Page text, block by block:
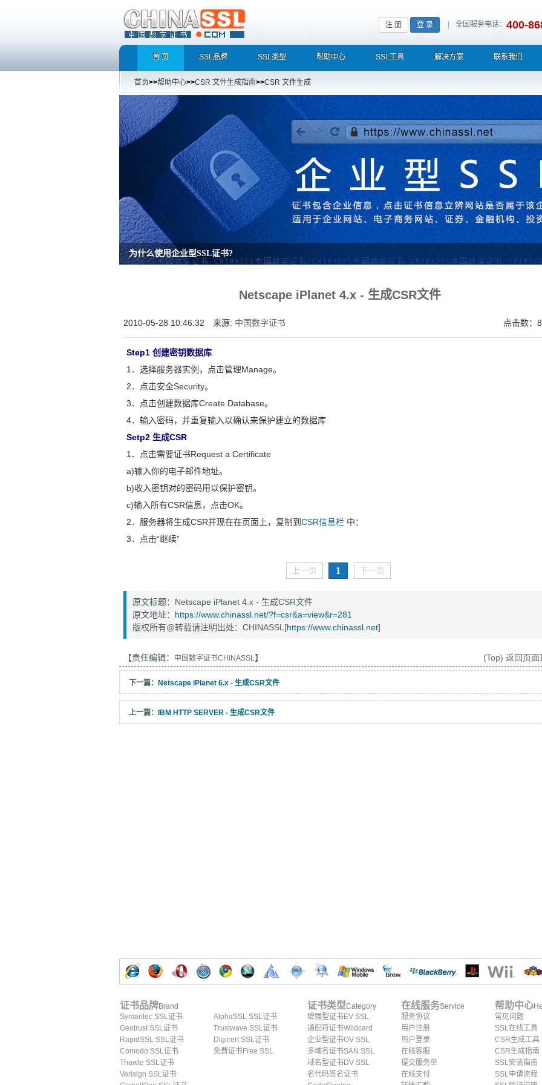
注 册 登 录 全国服务电话： 400-
首 页 SSL品牌 SSL类型 帮助中心 SSL工具 解决方案 联系我们
首页>>帮助中心>>CSR 文件生成指南>>CSR 文件生成
为什么使用企业型SSL证书?
Netscape iPlanet 4.x - 生成CSR文件
点击数：
2010-05-28 10:46:32 来源: 中国数字证书
Step1 创建密钥数据库
1．选择服务器实例，点击管理Manage。
2．点击安全Security。
3．点击创建数据库Create Database。
4．输入密码，并重复输入以确认来保护建立的数据库
Setp2 生成CSR
1．点击需要证书Request a Certificate
a)输入你的电子邮件地址。
b)收入密钥对的密码用以保护密钥。
c)输入所有CSR信息，点击OK。
2．服务器将生成CSR并现在在页面上，复制到CSR信息栏 中：
3．点击“继续”
上一页 1 下一页
原文标题：Netscape iPlanet 4.x - 生成CSR文件
原文地址： https://www.chinassl.net/?f=csr&a=view&r=281
版权所有@转载请注明出处：CHINASSL[https://www.chinassl.net]
【责任编辑： 中国数字证书CHINASSL】 (Top) 返回页面
下一篇： Netscape iPlanet 6.x - 生成CSR文件
上一篇： IBM HTTP SERVER - 生成CSR文件
证书品牌Brand
Symantec SSL证书
Geotrust SSL证书
RapidSSL SSL证书
Comodo SSL证书
Thawte SSL证书
Verisign SSL证书
AlphaSSL SSL证书
Trustwave SSL证书
Digicert SSL证书
免费证书Free SSL
证书类型Category
增强型证书EV SSL
通配符证书Wildcard
企业型证书OV SSL
多域名证书SAN SSL
域名型证书DV SSL
名代码签名证书
在线服务Service
服务协议
用户注册
用户登录
在线客服
提交服务单
在线支付
帮助中心
常见问题
SSL在线工具
CSR生成工具
CSR生成指南
SSL安装指南
SSL申请流程